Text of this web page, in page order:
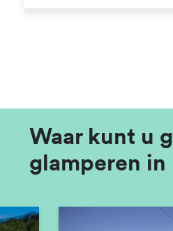
Waar kunt u
glamperen in